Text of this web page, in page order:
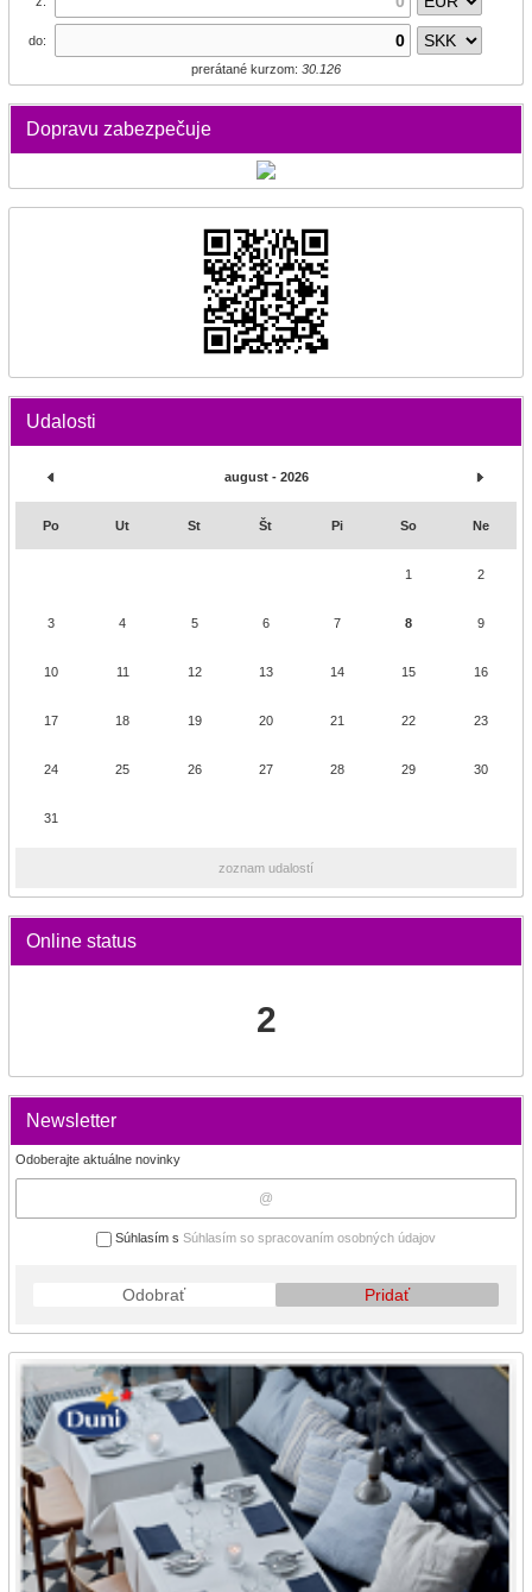
do:
prerátané kurzom: 30.126
Dopravu zabezpečuje
Udalosti
august - 2026
Po Ut St Št Pi So Ne
1 2
3 4 5 6 7 8 9
10 11 12 13 14 15 16
17 18 19 20 21 22 23
24 25 26 27 28 29 30
31
zoznam udalostí
Online status
2
Newsletter
Odoberajte aktuálne novinky
Súhlasím s Súhlasím so spracovaním osobných údajov
Odobrať Pridať